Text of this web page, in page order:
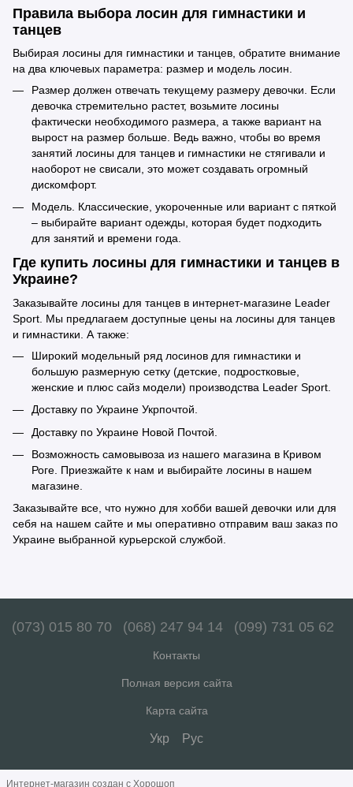
Правила выбора лосин для гимнастики и
танцев
Выбирая лосины для гимнастики и танцев, обратите внимание
на два ключевых параметра: размер и модель лосин.
Размер должен отвечать текущему размеру девочки. Если
девочка стремительно растет, возьмите лосины
фактически необходимого размера, а также вариант на
вырост на размер больше. Ведь важно, чтобы во время
занятий лосины для танцев и гимнастики не стягивали и
наоборот не свисали, это может создавать огромный
дискомфорт.
Модель. Классические, укороченные или вариант с пяткой
– выбирайте вариант одежды, которая будет подходить
для занятий и времени года.
Где купить лосины для гимнастики и танцев в
Украине?
Заказывайте лосины для танцев в интернет-магазине Leader
Sport. Мы предлагаем доступные цены на лосины для танцев
и гимнастики. А также:
Широкий модельный ряд лосинов для гимнастики и
большую размерную сетку (детские, подростковые,
женские и плюс сайз модели) производства Leader Sport.
Доставку по Украине Укрпочтой.
Доставку по Украине Новой Почтой.
Возможность самовывоза из нашего магазина в Кривом
Роге. Приезжайте к нам и выбирайте лосины в нашем
магазине.
Заказывайте все, что нужно для хобби вашей девочки или для
себя на нашем сайте и мы оперативно отправим ваш заказ по
Украине выбранной курьерской службой.
(073) 015 80 70 (068) 247 94 14 (099) 731 05 62
Контакты
Полная версия сайта
Карта сайта
Укр Рус
Интернет-магазин создан с Хорошоп